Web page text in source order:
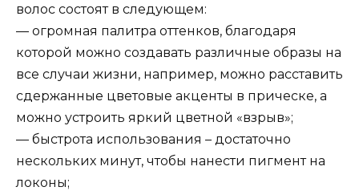
волос состоят в следующем:
— огромная палитра оттенков, благодаря
которой можно создавать различные образы на
все случаи жизни, например, можно расставить
сдержанные цветовые акценты в прическе, а
можно устроить яркий цветной «взрыв»;
— быстрота использования – достаточно
нескольких минут, чтобы нанести пигмент на
локоны;